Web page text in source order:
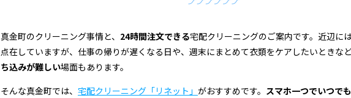
真金町のクリーニング事情と、 24時間注文できる宅配クリーニングのご案内です。近辺に
点在していますが、仕事の帰りが遅くなる日や、週末にまとめて衣類をケアしたいときな
ち込みが難しい場面もあります。
そんな真金町では、 宅配クリーニング「リネット」 がおすすめです。 スマホ一つでいつで